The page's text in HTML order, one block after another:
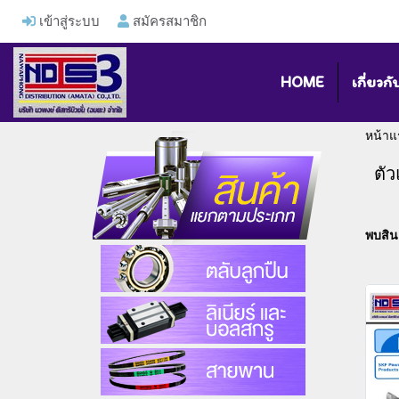
เข้าสู่ระบบ สมัครสมาชิก
HOME เกี่ยวกั
หน้าแ
ตัว
พบสิน